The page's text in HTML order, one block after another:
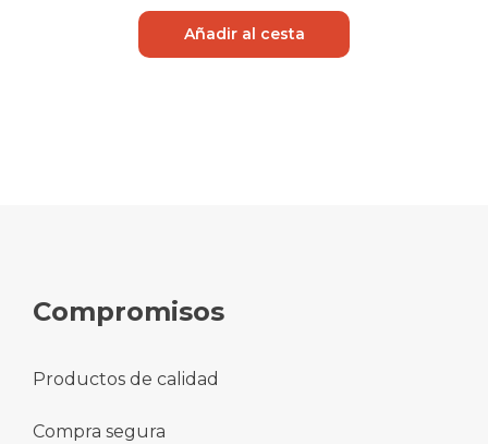
Añadir al cesta
Compromisos
Productos de calidad
Compra segura